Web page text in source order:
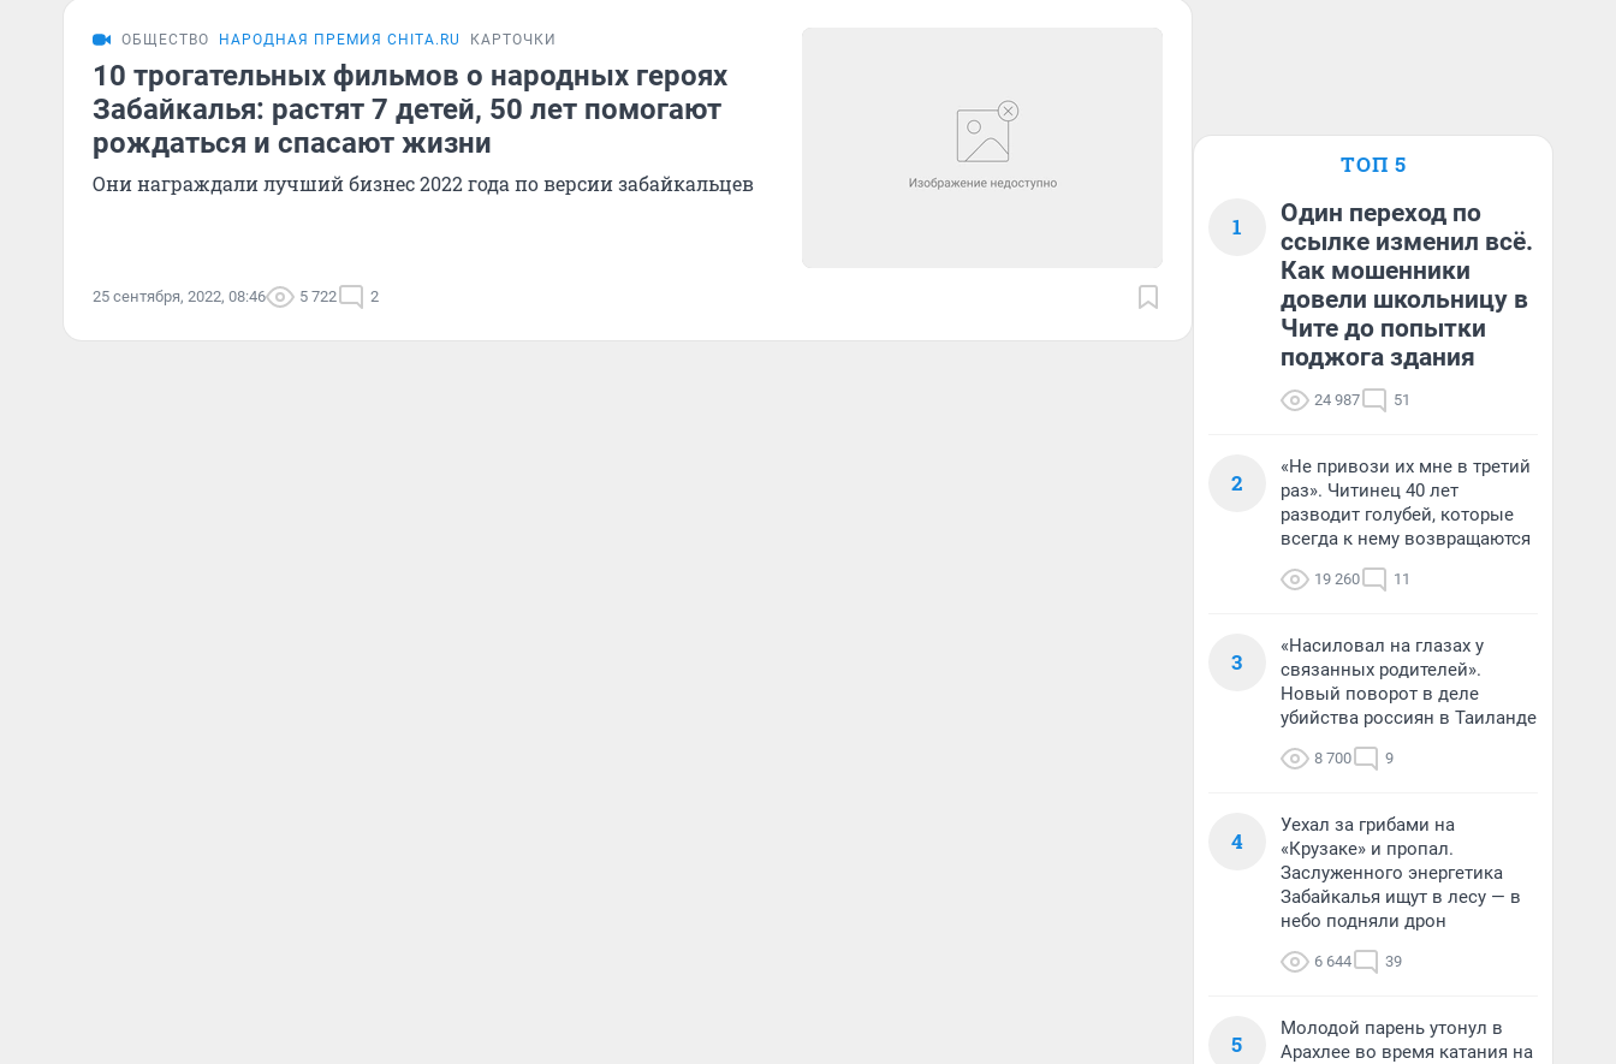
ОБЩЕСТВО НАРОДНАЯ ПРЕМИЯ CHITA.RU КАРТОЧКИ
10 трогательных фильмов о народных героях
Забайкалья: растят 7 детей, 50 лет помогают
рождаться и спасают жизни
Они награждали лучший бизнес 2022 года по версии забайкальцев
25 сентября, 2022, 08:46 5 722 2
ТОП 5
1
Один переход по
ссылке изменил всё.
Как мошенники
довели школьницу в
Чите до попытки
поджога здания
24 987 51
2
«Не привози их мне в третий
раз». Читинец 40 лет
разводит голубей, которые
всегда к нему возвращаются
19 260 11
3
«Насиловал на глазах у
связанных родителей».
Новый поворот в деле
убийства россиян в Таиланде
8 700 9
4
Уехал за грибами на
«Крузаке» и пропал.
Заслуженного энергетика
Забайкалья ищут в лесу — в
небо подняли дрон
6 644 39
5
Молодой парень утонул в
Арахлее во время катания на